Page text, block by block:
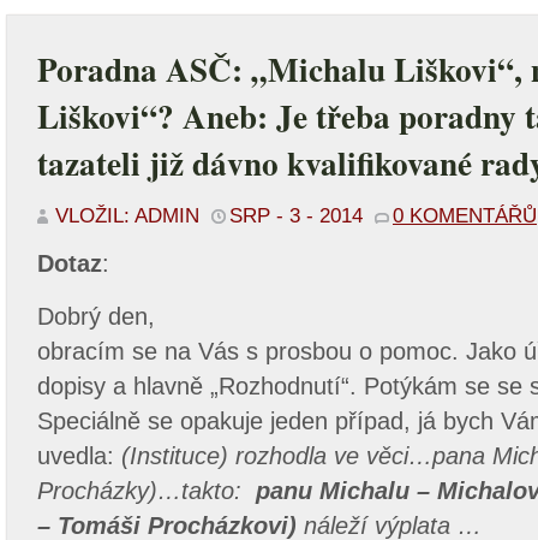
Poradna ASČ: „Michalu Liškovi“,
Liškovi“? Aneb: Je třeba poradny
tazateli již dávno kvalifikované
VLOŽIL: ADMIN SRP - 3 - 2014 0 KOMENTÁŘŮ
Dotaz:
Dobrý den,
obracím se na Vás s prosbou o pomoc. Jako
dopisy a hlavně „Rozhodnutí“. Potýkám se se
Speciálně se opakuje jeden případ, já bych
uvedla: (Instituce) rozhodla ve věci…pana
Procházky)…takto: panu Michalu –
– Tomáši Procházkovi) náleží výplata …